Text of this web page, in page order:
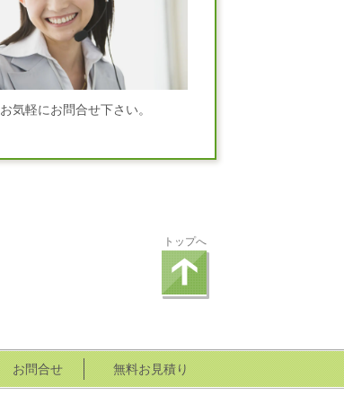
お気軽にお問合せ下さい。
トップへ
お問合せ 無料お見積り